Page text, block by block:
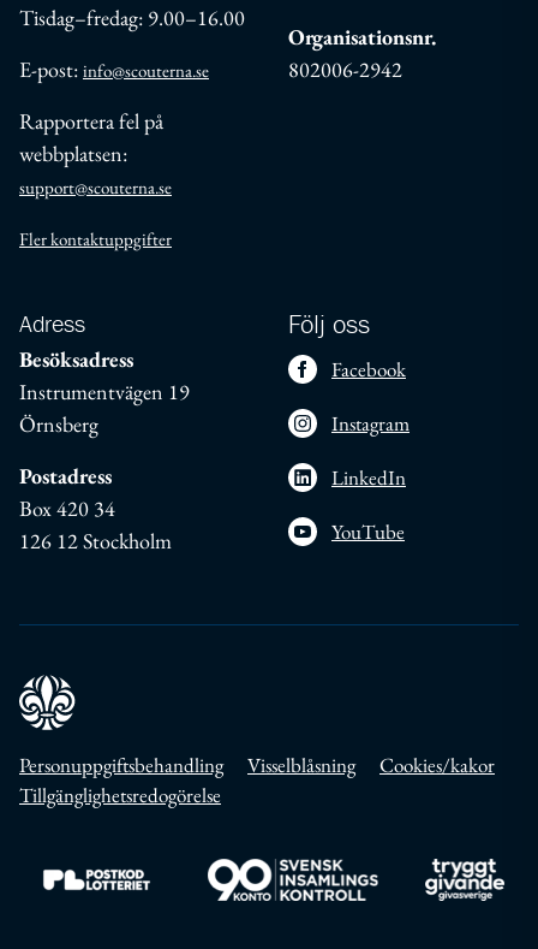
Tisdag–fredag: 9.00–16.00
E-post: info@scouterna.se
Rapportera fel på
webbplatsen:
support@scouterna.se
Fler kontaktuppgifter
Organisationsnr.
802006-2942
Adress
Besöksadress
Instrumentvägen 19
Örnsberg
Postadress
Box 420 34
126 12 Stockholm
Följ oss
Facebook
Instagram
LinkedIn
YouTube
Personuppgiftsbehandling Visselblåsning
Cookies/kakor
Tillgänglighetsredogörelse
Till https://www.postkodlotteriet.se/Till https://www.insamlingskontroll.se/
Till https://